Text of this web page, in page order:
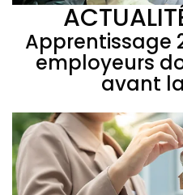
Apprentissage
employeurs
avant